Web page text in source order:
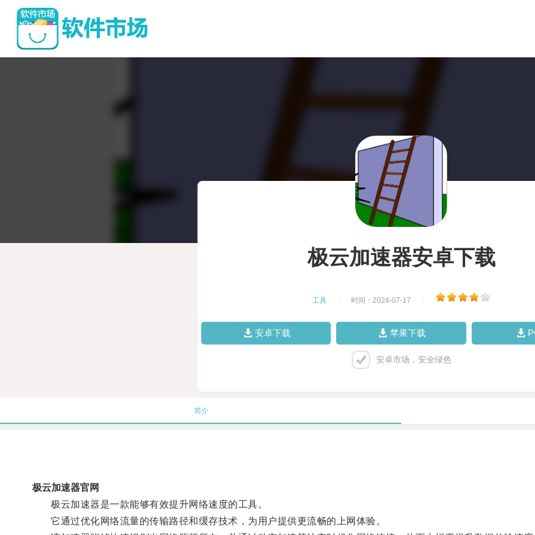
极云加速器安卓下载
工具 时间：2024-07-17
安卓下载 苹果下载
安卓市场，安全绿色
简介
极云加速器官网
极云加速器是一款能够有效提升网络速度的工具。
它通过优化网络流量的传输路径和缓存技术，为用户提供更流畅的上网体验。